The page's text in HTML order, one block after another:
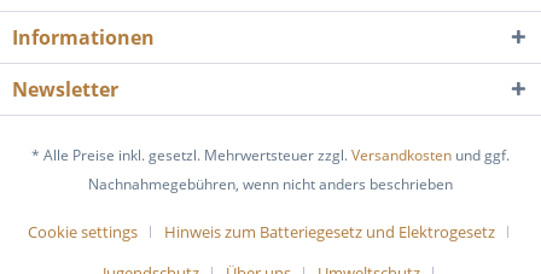
Informationen
Newsletter
* Alle Preise inkl. gesetzl. Mehrwertsteuer zzgl.Versandkosten und ggf.
Nachnahmegebühren, wenn nicht anders beschrieben
Cookie settings
Hinweis zum Batteriegesetz und Elektrogesetz